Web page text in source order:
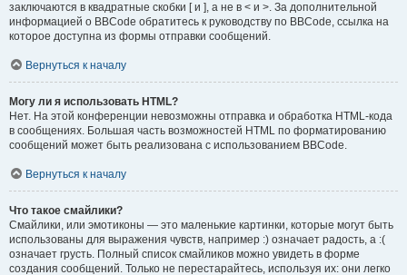
заключаются в квадратные скобки [ и ], а не в < и >. За дополнительной
информацией о BBCode обратитесь к руководству по BBCode, ссылка на
которое доступна из формы отправки сообщений.
Вернуться к началу
Могу ли я использовать HTML?
Нет. На этой конференции невозможны отправка и обработка HTML-кода
в сообщениях. Большая часть возможностей HTML по форматированию
сообщений может быть реализована с использованием BBCode.
Вернуться к началу
Что такое смайлики?
Смайлики, или эмотиконы — это маленькие картинки, которые могут быть
использованы для выражения чувств, например :) означает радость, а :(
означает грусть. Полный список смайликов можно увидеть в форме
создания сообщений. Только не перестарайтесь, используя их: они легко